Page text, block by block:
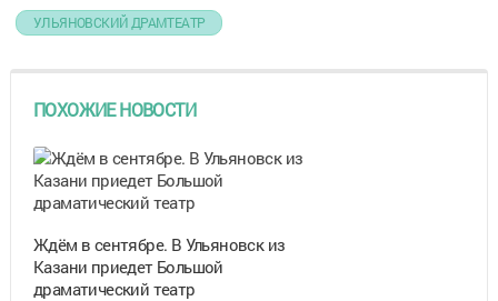
УЛЬЯНОВСКИЙ ДРАМТЕАТР
ПОХОЖИЕ НОВОСТИ
Ждём в сентябре. В Ульяновск из
Казани приедет Большой
драматический театр